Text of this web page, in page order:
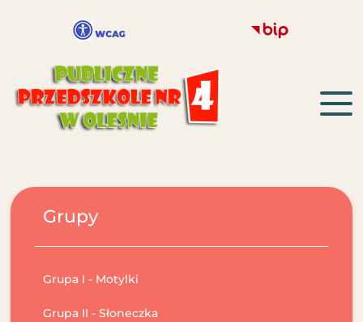
Grupy
Grupa I - Motylki
Grupa II - Słoneczka